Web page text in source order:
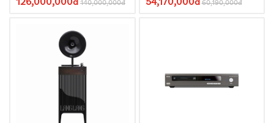
(Limited Edition)
126,000,000đ 140,000,000đ 54,170,000đ 60,190,000đ